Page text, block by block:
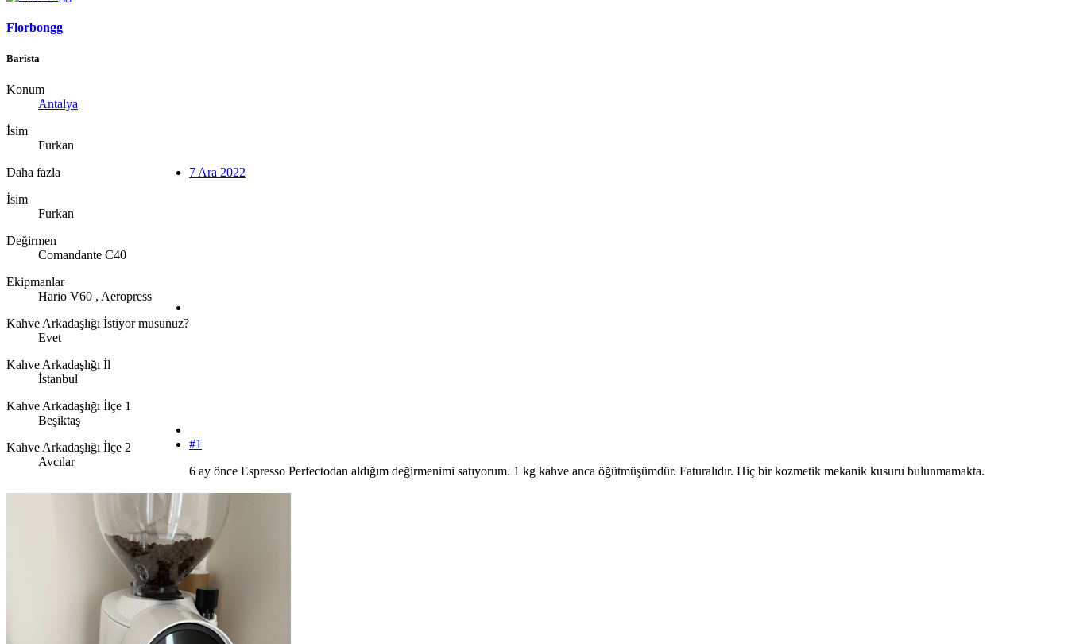
Florbongg
Barista
Konum
Antalya
İsim
Furkan
Daha fazla
İsim
Furkan
Değirmen
Comandante C40
Ekipmanlar
Hario V60 , Aeropress
Kahve Arkadaşlığı İstiyor musunuz?
Evet
Kahve Arkadaşlığı İl
İstanbul
Kahve Arkadaşlığı İlçe 1
Beşiktaş
Kahve Arkadaşlığı İlçe 2
Avcılar
7 Ara 2022
#1
6 ay önce Espresso Perfectodan aldığım değirmenimi satıyorum. 1 kg kahve anca öğütmüşümdür. Faturalıdır. Hiç bir kozmetik mekanik kusuru bulunmamakta.